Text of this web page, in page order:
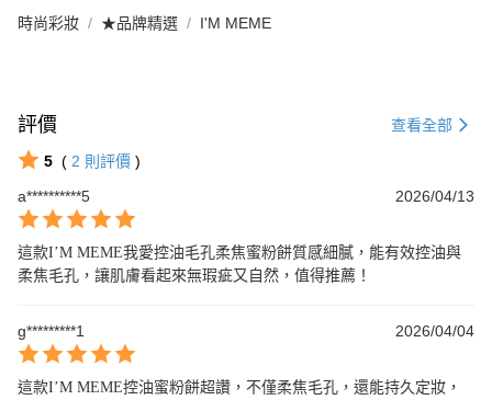
時尚彩妝 ★品牌精選 I'M MEME
評價 查看全部
5 ( 2 則評價 )
a**********5
2026/04/13
這款I’M MEME我愛控油毛孔柔焦蜜粉餅質感細膩，能有效控油與
柔焦毛孔，讓肌膚看起來無瑕疵又自然，值得推薦！
g*********1 2026/04/04
這款I’M MEME控油蜜粉餅超讚，不僅柔焦毛孔，還能持久定妝，